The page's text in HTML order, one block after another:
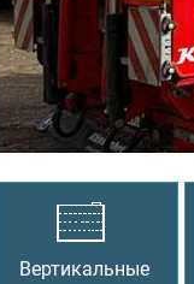
Вертикальные